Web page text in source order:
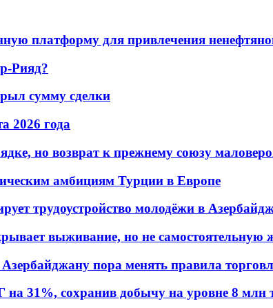
платформу для привлечения
Рияд?
сумму сделки
2026 года
но возврат к прежнему союзу
амбициям Турции в Европе
трудоустройство молодёжи в
выживание, но не самостоятельную
пора менять правила
31%, сохранив добычу на уровне 8 млн